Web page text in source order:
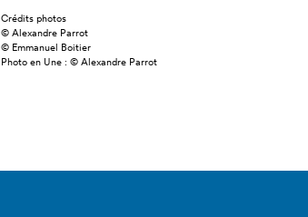
Crédits photos
© Alexandre Parrot
© Emmanuel Boitier
Photo en Une : © Alexandre Parrot